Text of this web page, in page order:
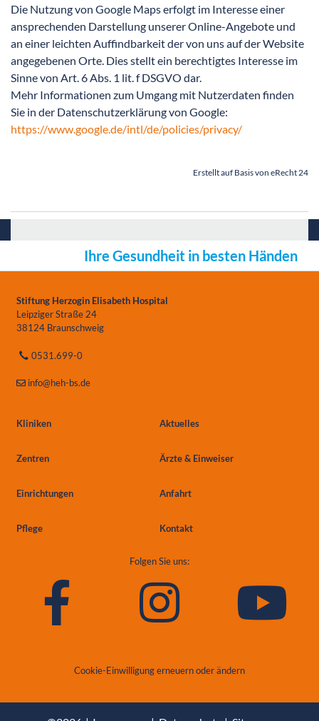
Die Nutzung von Google Maps erfolgt im Interesse einer
ansprechenden Darstellung unserer Online-Angebote und
an einer leichten Auffindbarkeit der von uns auf der Website
angegebenen Orte. Dies stellt ein berechtigtes Interesse im
Sinne von Art. 6 Abs. 1 lit. f DSGVO dar.
Mehr Informationen zum Umgang mit Nutzerdaten finden
Sie in der Datenschutzerklärung von Google:
https://www.google.de/intl/de/policies/privacy/
Erstellt auf Basis von eRecht 24
Ihre Gesundheit in besten Händen
Stiftung Herzogin Elisabeth Hospital
Leipziger Straße 24
38124 Braunschweig
0531.699-0
info@heh-bs.de
Kliniken Aktuelles
Zentren Ärzte & Einweiser
Einrichtungen Anfahrt
Pflege Kontakt
Folgen Sie uns:
Cookie-Einwilligung erneuern oder ändern